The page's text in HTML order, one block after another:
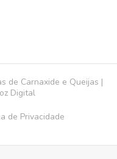
de Carnaxide e Queijas |
Digital
de Privacidade